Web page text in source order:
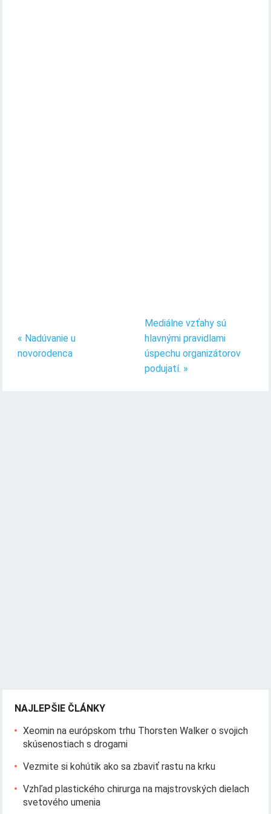
« Nadúvanie u
novorodenca
Mediálne vzťahy sú
hlavnými pravidlami
úspechu organizátorov
podujatí. »
NAJLEPŠIE ČLÁNKY
Xeomin na európskom trhu Thorsten Walker o svojich
skúsenostiach s drogami
Vezmite si kohútik ako sa zbaviť rastu na krku
Vzhľad plastického chirurga na majstrovských dielach
svetového umenia